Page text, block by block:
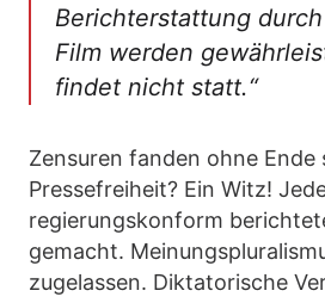
Berichterstattung
Film werden
findet nicht statt.“
Zensuren fanden ohne Ende
Pressefreiheit? Ein Witz!
regierungskonform
gemacht.
zugelassen. Diktatorische